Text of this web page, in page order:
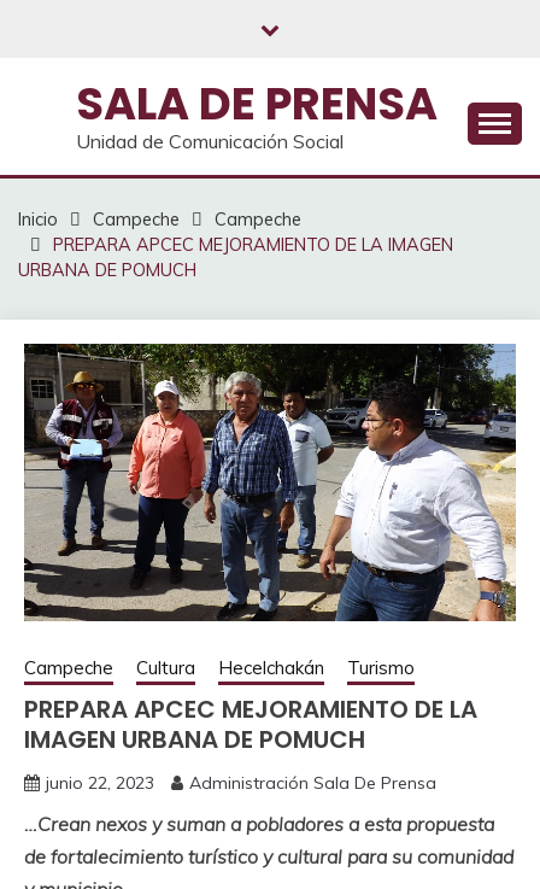
SALA DE PRENSA
Unidad de Comunicación Social
Inicio Campeche
Campeche
PREPARA APCEC MEJORAMIENTO DE LA IMAGEN
URBANA DE POMUCH
Campeche Cultura Hecelchakán Turismo
PREPARA APCEC MEJORAMIENTO DE LA
IMAGEN URBANA DE POMUCH
junio 22, 2023 Administración Sala De Prensa
…Crean nexos y suman a pobladores a esta propuesta
de fortalecimiento turístico y cultural para su comunidad